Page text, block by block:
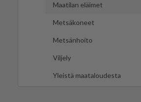
Maatilan eläimet
Metsäkoneet
Metsänhoito
Viljely
Yleistä maataloudesta